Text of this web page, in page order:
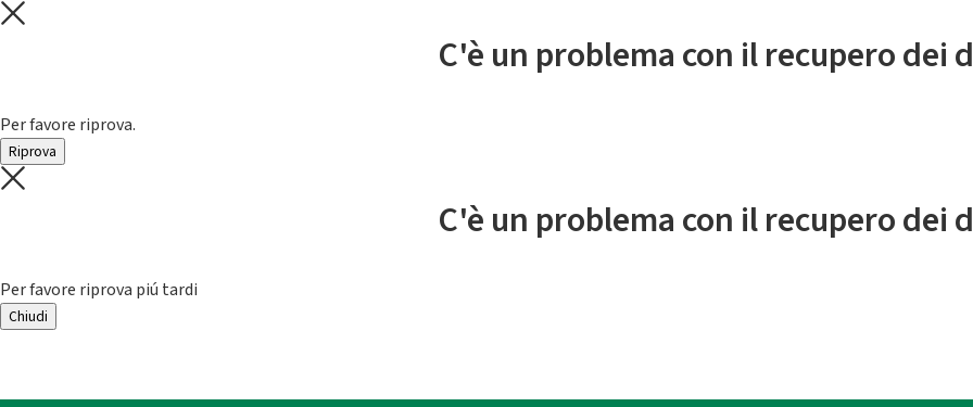
C'è un problema con il recupero dei
Per favore riprova.
Riprova
C'è un problema con il recupero dei
Per favore riprova piú tardi
Chiudi